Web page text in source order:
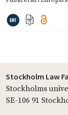
Stockholm Law
Stockholms
SE-106 91